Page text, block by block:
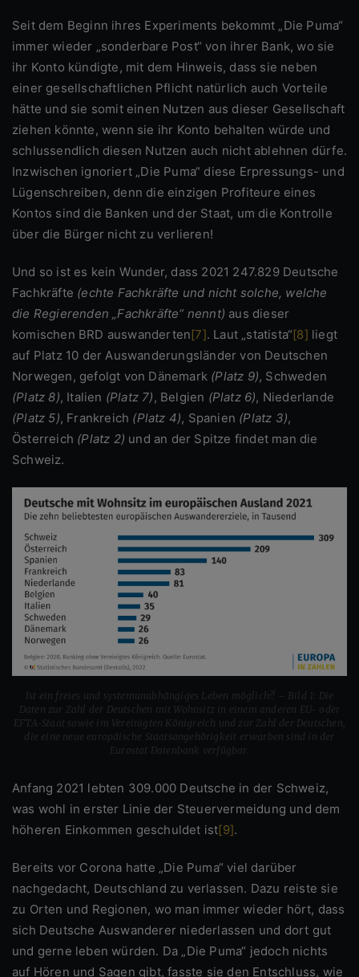
Seit dem Beginn ihres Experiments bekommt „Die Puma“
immer wieder „sonderbare Post“ von ihrer Bank, wo sie
ihr Konto kündigte, mit dem Hinweis, dass sie neben
einer gesellschaftlichen Pflicht natürlich auch Vorteile
hätte und sie somit einen Nutzen aus dieser Gesellschaft
ziehen könnte, wenn sie ihr Konto behalten würde und
schlussendlich diesen Nutzen auch nicht ablehnen dürfe.
Inzwischen ignoriert „Die Puma“ diese Erpressungs- und
Lügenschreiben, denn die einzigen Profiteure eines
Kontos sind die Banken und der Staat, um die Kontrolle
über die Bürger nicht zu verlieren!
Und so ist es kein Wunder, dass 2021 247.829 Deutsche
Fachkräfte (echte Fachkräfte und nicht solche, welche
die Regierenden „Fachkräfte“ nennt) aus dieser
komischen BRD auswanderten[7]. Laut „statista“[8] liegt
auf Platz 10 der Auswanderungsländer von Deutschen
Norwegen, gefolgt von Dänemark (Platz 9), Schweden
(Platz 8), Italien (Platz 7) , Belgien (Platz 6), Niederlande
(Platz 5), Frankreich (Platz 4), Spanien (Platz 3),
Österreich (Platz 2) und an der Spitze findet man die
Schweiz.
Ist ein freies und systemunabhängiges Leben möglich?! – Bild 1: Die
Daten zur Zahl der Deutschen mit Wohnsitz in einem anderen EU- oder
EFTA-Staat sowie im Vereinigten Königreich und zur Zahl der Deutschen,
die eine neue europäische Staatsangehörigkeit erwarben sind in der
Eurostat Datenbank verfügbar.
Anfang 2021 lebten 309.000 Deutsche in der Schweiz,
was wohl in erster Linie der Steuervermeidung und dem
höheren Einkommen geschuldet ist[9].
Bereits vor Corona hatte „Die Puma“ viel darüber
nachgedacht, Deutschland zu verlassen. Dazu reiste sie
zu Orten und Regionen, wo man immer wieder hört, dass
sich Deutsche Auswanderer niederlassen und dort gut
und gerne leben würden. Da „Die Puma“ jedoch nichts
auf Hören und Sagen gibt, fasste sie den Entschluss, wie